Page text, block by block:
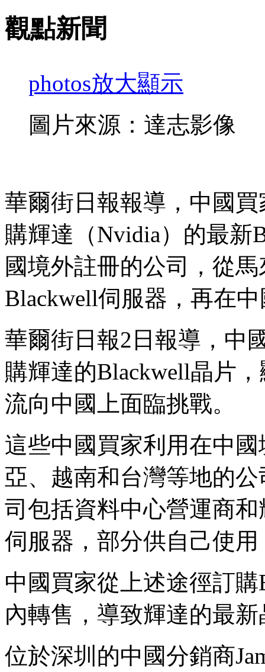
觀點新聞
photos放大顯示
圖片來源：達志影像
華爾街日報報導，中國
購輝達（Nvidia）的最新
國境外註冊的公司，從
Blackwell伺服器，再在
華爾街日報2日報導，中
購輝達的Blackwell晶片
流向中國上面臨挑戰。
這些中國買家利用在中
亞、越南和台灣等地的
司包括資料中心營運商
伺服器，部分供自己使
中國買家從上述途徑訂
內轉售，導致輝達的最
位於深圳的中國分銷商